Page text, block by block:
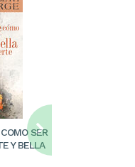
SER
Y BELLA